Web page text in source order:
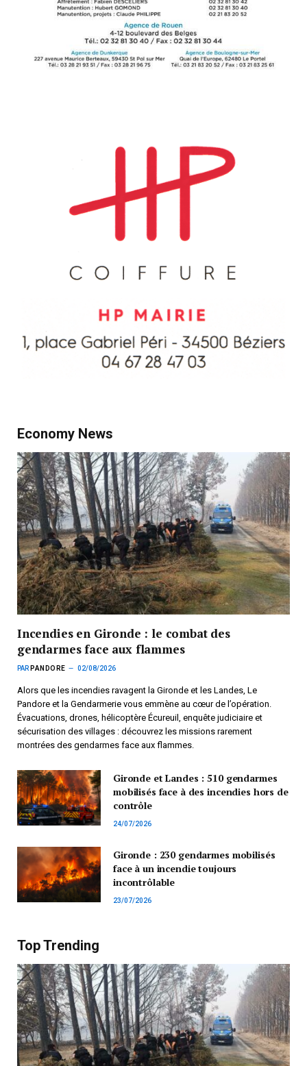
Economy News
Incendies en Gironde : le combat des
gendarmes face aux flammes
PAR PANDORE 02/08/2026
Alors que les incendies ravagent la Gironde et les Landes, Le
Pandore et la Gendarmerie vous emmène au cœur de l’opération.
Évacuations, drones, hélicoptère Écureuil, enquête judiciaire et
sécurisation des villages : découvrez les missions rarement
montrées des gendarmes face aux flammes.
Gironde et Landes : 510 gendarmes
mobilisés face à des incendies hors de
contrôle
24/07/2026
Gironde : 230 gendarmes mobilisés
face à un incendie toujours
incontrôlable
23/07/2026
Top Trending